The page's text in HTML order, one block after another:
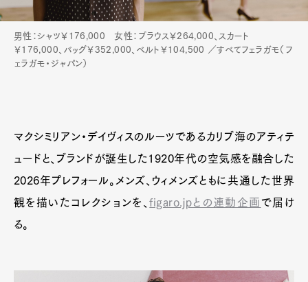
ProductCultureLifestyle
Pen Membership
Magazine
男性：シャツ￥176,000 女性：ブラウス￥264,000、スカート
￥176,000、バッグ￥352,000、ベルト￥104,500 ／すべてフェラガモ（フ
ェラガモ・ジャパン）
マクシミリアン・デイヴィスのルーツであるカリブ海のアティテ
ュードと、ブランドが誕生した1920年代の空気感を融合した
2026年プレフォール。メンズ、ウィメンズともに共通した世界
観を描いたコレクションを、figaro.jpとの連動企画 で届け
る。